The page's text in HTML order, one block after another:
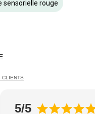
sensorielle rouge
CLIENTS
5/5